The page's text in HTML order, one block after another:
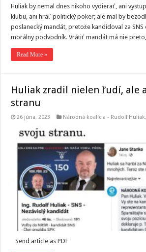
Huliak by nemal dnes nikoho vydierať, ani
klubu, ani hrať politický poker; ale mal by
poslanecký mandát, pretože kandidoval za
morálny podvodník. Vrátiť mandát má nie
Read More »
Huliak zradil nielen ľudí, ale
stranu
26 júna, 2023 Národná koalícia - Rudolf Huliak,
Send article as PDF